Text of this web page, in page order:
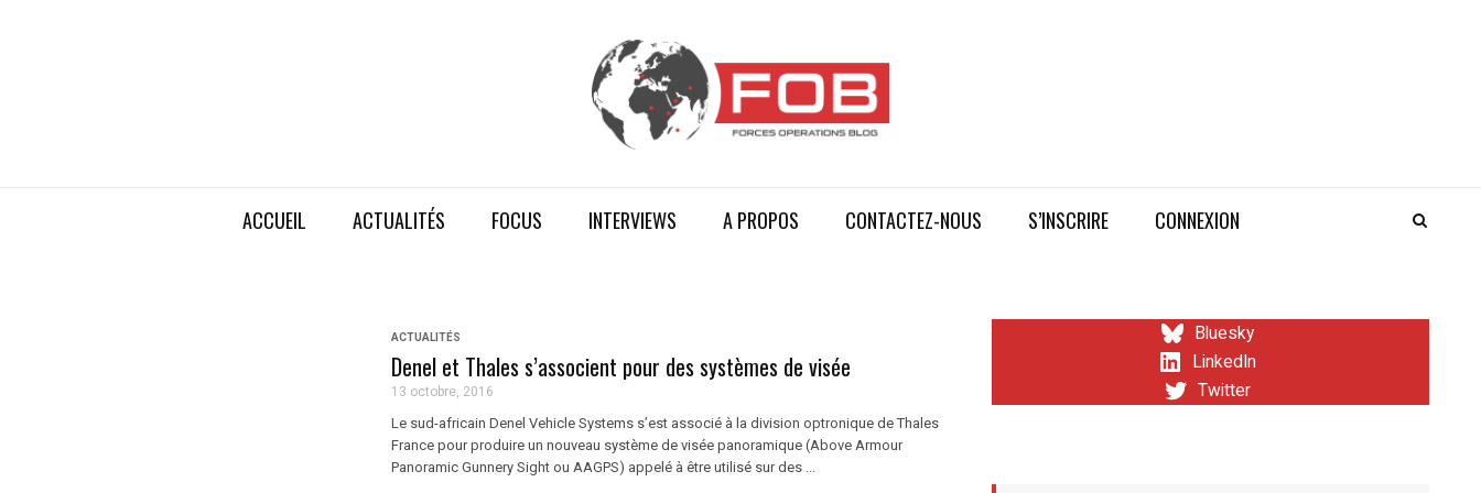
ACCUEIL ACTUALITÉS FOCUS INTERVIEWS A PROPOS CONTACTEZ-NOUS S’INSCRIRE CONNEXION
ACTUALITÉS
Denel et Thales s’associent pour des systèmes de visée
13 octobre, 2016
Le sud-africain Denel Vehicle Systems s’est associé à la division optronique de Thales
France pour produire un nouveau système de visée panoramique (Above Armour
Panoramic Gunnery Sight ou AAGPS) appelé à être utilisé sur des ...
Bluesky
LinkedIn
Twitter